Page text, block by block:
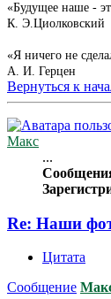
«Будущее наше -
К. Э.Циолковский
«Я ничего не
А. И. Герцен
Вернуться к
Макс
...
Re: Наши
Цитата
Сообщение